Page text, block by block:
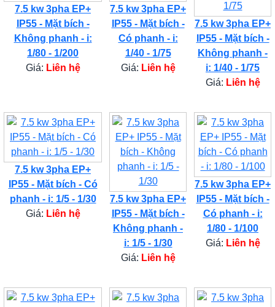
7.5 kw 3pha EP+
IP55 - Mặt bích -
Không phanh - i:
1/80 - 1/200
Giá: Liên hệ
7.5 kw 3pha EP+
IP55 - Mặt bích -
Có phanh - i:
1/40 - 1/75
Giá: Liên hệ
7.5 kw 3pha EP+
IP55 - Mặt bích -
Không phanh -
i: 1/40 - 1/75
Giá: Liên hệ
7.5 kw 3pha EP+
IP55 - Mặt bích - Có
phanh - i: 1/5 - 1/30
Giá: Liên hệ
7.5 kw 3pha EP+
IP55 - Mặt bích -
Không phanh -
i: 1/5 - 1/30
Giá: Liên hệ
7.5 kw 3pha EP+
IP55 - Mặt bích -
Có phanh - i:
1/80 - 1/100
Giá: Liên hệ